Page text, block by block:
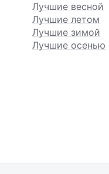
Лучшие весной
Лучшие летом
Лучшие зимой
Лучшие осенью